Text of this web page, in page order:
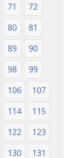
71
72
80
81
89
90
98
99
106
107
114
115
122
123
130
131